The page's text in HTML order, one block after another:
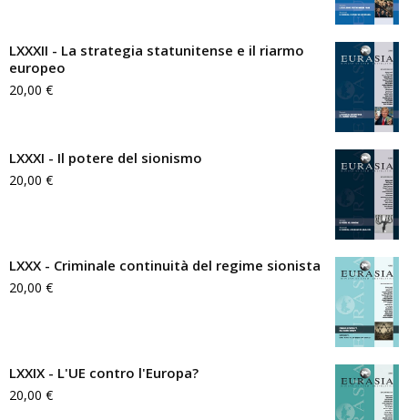
LXXXII - La strategia statunitense e il riarmo
europeo
20,00 €
LXXXI - Il potere del sionismo
20,00 €
LXXX - Criminale continuità del regime sionista
20,00 €
LXXIX - L'UE contro l'Europa?
20,00 €